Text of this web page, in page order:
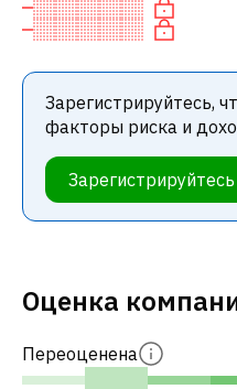
Зарегистрируйтесь,
факторы риска и
Зарегистрируйтесь
Оценка
Переоценена